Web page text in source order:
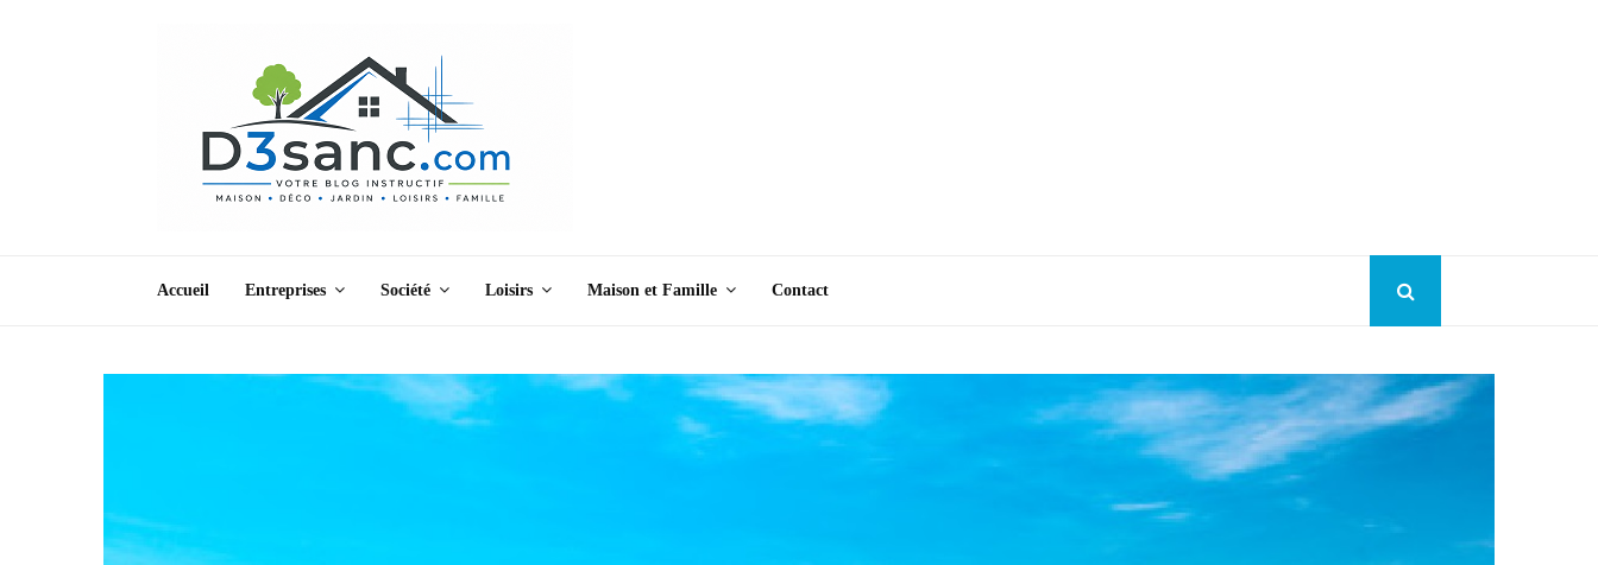
Accueil Entreprises Société Loisirs Maison et Famille Contact